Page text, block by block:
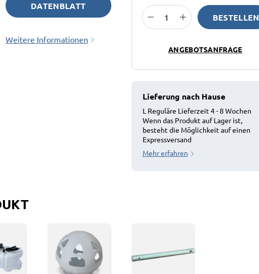
DATENBLATT
Weitere Informationen
BESTELLEN
ANGEBOTSANFRAGE
Lieferung nach Hause
L Reguläre Lieferzeit 4 - 8 Wochen
Wenn das Produkt auf Lager ist,
besteht die Möglichkeit auf einen
Expressversand
Mehr erfahren